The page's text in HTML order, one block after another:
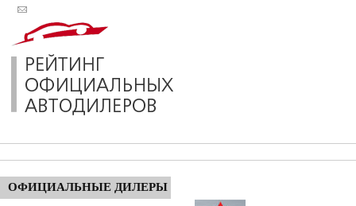
ОФИЦИАЛЬНЫЕ ДИЛЕРЫ